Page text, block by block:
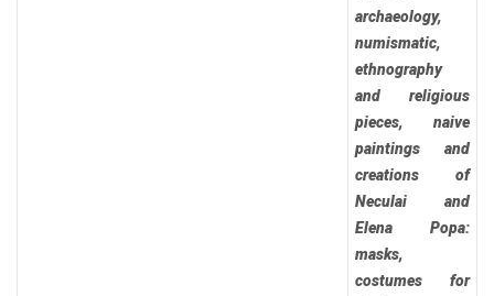
archaeology,
numismatic,
ethnography
and religious
pieces, naive
paintings and
creations of
Neculai and
Elena Popa:
masks,
costumes for